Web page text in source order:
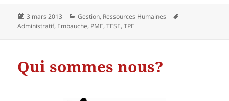
Publié
le
3 mars 2013 Catégories
Gestion, Ressources Humaines
Administratif, Embauche, PME,TESE,TPE
Qui sommes nous?